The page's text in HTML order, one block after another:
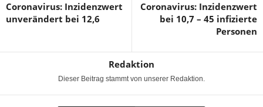
Coronavirus: Inzidenzwert
unverändert bei 12,6
Coronavirus: Inzidenzwert
bei 10,7 – 45 infizierte
Personen
Redaktion
Dieser Beitrag stammt von unserer Redaktion.